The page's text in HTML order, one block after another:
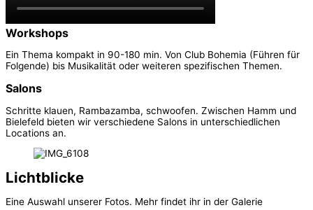
Workshops
Ein Thema kompakt in 90-180 min. Von Club Bohemia (Führen für
Folgende) bis Musikalität oder weiteren spezifischen Themen.
Salons
Schritte klauen, Rambazamba, schwoofen. Zwischen Hamm und
Bielefeld bieten wir verschiedene Salons in unterschiedlichen
Locations an.
Lichtblicke
Eine Auswahl unserer Fotos. Mehr findet ihr in der Galerie